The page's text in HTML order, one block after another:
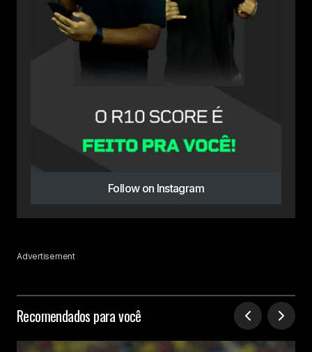
Follow on Instagram
Advertisement
Recomendados para você